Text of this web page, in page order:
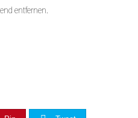
entfernen.